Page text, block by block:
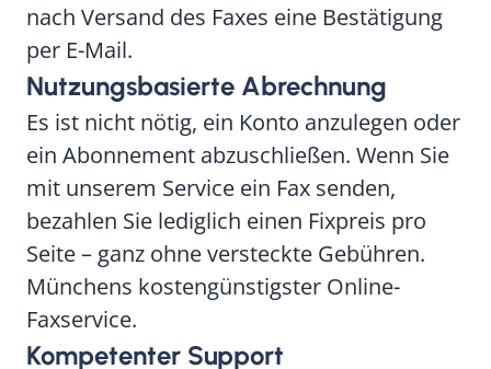
nach Versand des Faxes eine Bestätigung
per E-Mail.
Nutzungsbasierte Abrechnung
Es ist nicht nötig, ein Konto anzulegen oder
ein Abonnement abzuschließen. Wenn Sie
mit unserem Service ein Fax senden,
bezahlen Sie lediglich einen Fixpreis pro
Seite – ganz ohne versteckte Gebühren.
Münchens kostengünstigster Online-
Faxservice.
Kompetenter Support